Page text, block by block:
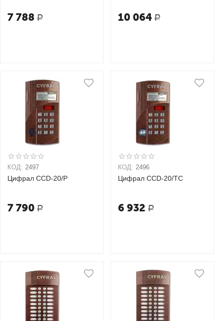
7 788 Р 10 064 Р
КОД: 2497
Цифрал CCD-20/P
7 790 Р
КОД: 2496
Цифрал CCD-20/TC
6 932 Р